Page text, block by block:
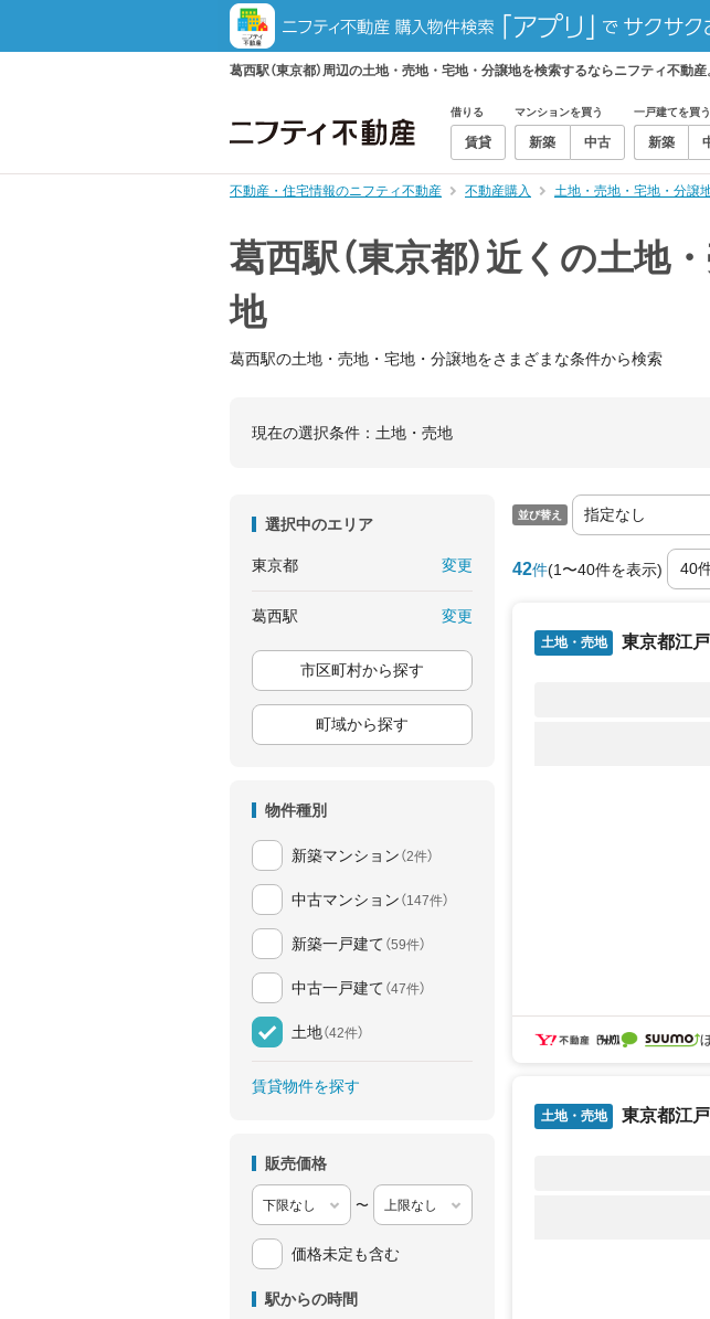
葛西駅（東京都）周辺の土地・売地・宅地・分譲地を検索するならニフティ不動
借りる
賃貸
マンションを買う
新築 中古
一戸建てを買う
新築
不動産・住宅情報のニフティ不動産 不動産購入 土地・売地・宅地・分譲
葛西駅（東京都）近くの土地
地
葛西駅の土地・売地・宅地・分譲地をさまざまな条件から検索
現在の選択条件： 土地・売地
選択中のエリア
東京都 変更
葛西駅 変更
市区町村から探す
町域から探す
物件種別
新築マンション （2件）
中古マンション （147件）
新築一戸建て （59件）
中古一戸建て （47件）
土地（42件）
賃貸物件を探す
販売価格
〜
価格未定も含む
駅からの時間
並び替え
42件(1〜40件を表示)
土地・売地 東京都江
土地・売地 東京都江